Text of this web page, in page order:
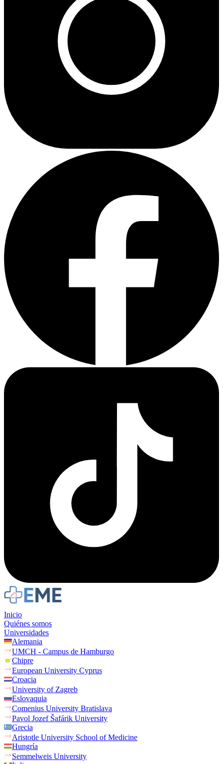
Inicio
Quiénes somos
Universidades
Alemania
UMCH - Campus de Hamburgo
Chipre
European University Cyprus
Croacia
University of Zagreb
Eslovaquia
Comenius University Bratislava
Pavol Jozef Šafárik University
Grecia
Aristotle University School of Medicine
Hungría
Semmelweis University